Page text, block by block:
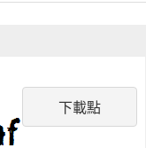
下載點